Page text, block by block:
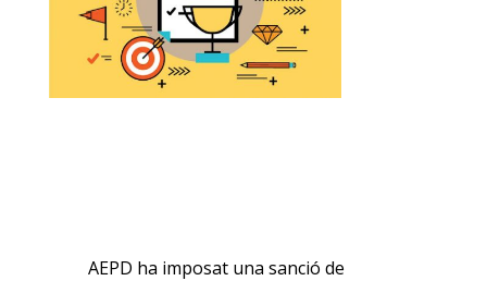
AEPD ha imposat una sanció de